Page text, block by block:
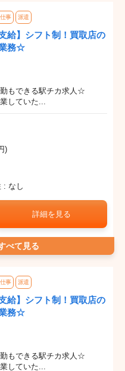
事 派遣
給】シフト制！買取店の
務☆
もできる駅チカ求人☆
していた...
)
: なし
詳細を見る
べて見る
事 派遣
給】シフト制！買取店の
務☆
もできる駅チカ求人☆
していた...